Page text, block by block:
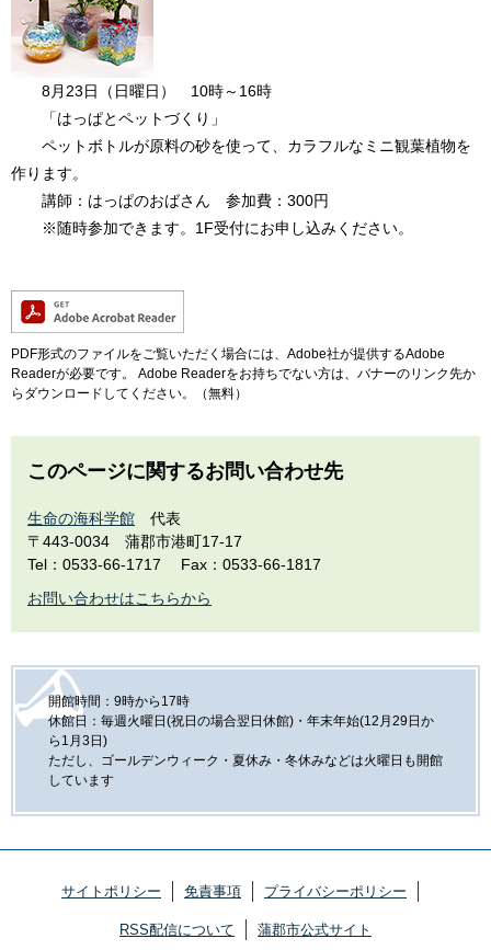
8月23日（日曜日） 10時～16時
「はっぱとペットづくり」
ペットボトルが原料の砂を使って、カラフルなミニ観葉植物を
作ります。
講師：はっぱのおばさん 参加費：300円
※随時参加できます。1F受付にお申し込みください。
PDF形式のファイルをご覧いただく場合には、Adobe社が提供するAdobe
Readerが必要です。
Adobe Readerをお持ちでない方は、バナーのリンク先か
らダウンロードしてください。（無料）
このページに関するお問い合わせ先
生命の海科学館
代表
〒443-0034
蒲郡市港町17-17
Tel：0533-66-1717
Fax：0533-66-1817
お問い合わせはこちらから
開館時間：9時から17時
休館日：毎週火曜日(祝日の場合翌日休館)・年末年始(12月29日か
ら1月3日)
ただし、ゴールデンウィーク・夏休み・冬休みなどは火曜日も開館
しています
サイトポリシー 免責事項 プライバシーポリシー
RSS配信について 蒲郡市公式サイト